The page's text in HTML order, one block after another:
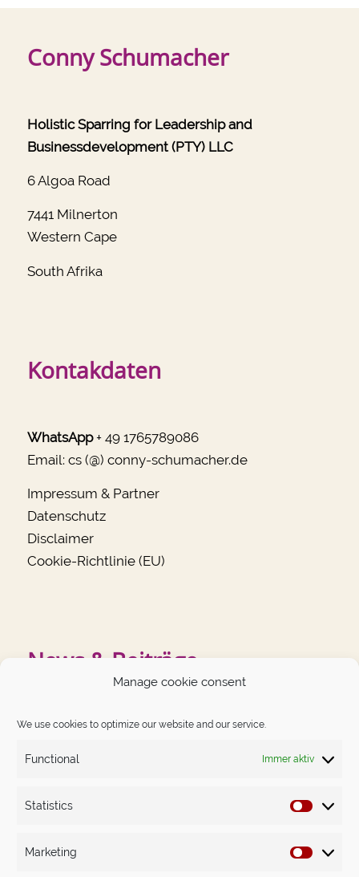
Manage cookie consent
We use cookies to optimize our website and our service.
Functional Immer aktiv
Statistics
Marketing
Conny Schumacher
Holistic Sparring for Leadership and
Businessdevelopment (PTY) LLC
6 Algoa Road
7441 Milnerton
Western Cape
South Afrika
Kontakdaten
WhatsApp+ 49 1765789086
Email: cs (@) conny-schumacher.de
Impressum & Partner
Datenschutz
Disclaimer
Cookie-Richtlinie (EU)
News & Beiträge
NEUESTE BEITRÄGE
German Angst auf dem Prüfstand
machen, als du bist.
The Big Leap in Sachen Money Mindset: Astrids Weg